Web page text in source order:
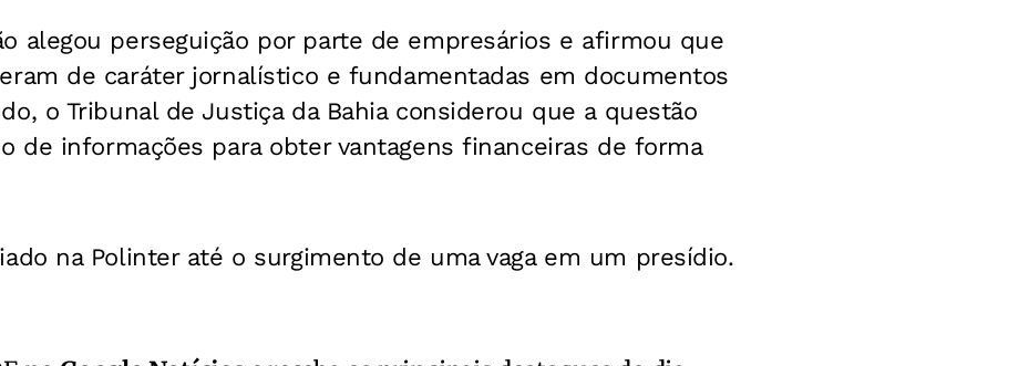
alegou perseguição por parte de empresários e afirmou que
de caráter jornalístico e fundamentadas em documentos
o Tribunal de Justiça da Bahia considerou que a questão
de informações para obter vantagens financeiras de forma
na Polinter até o surgimento de uma vaga em um presídio.